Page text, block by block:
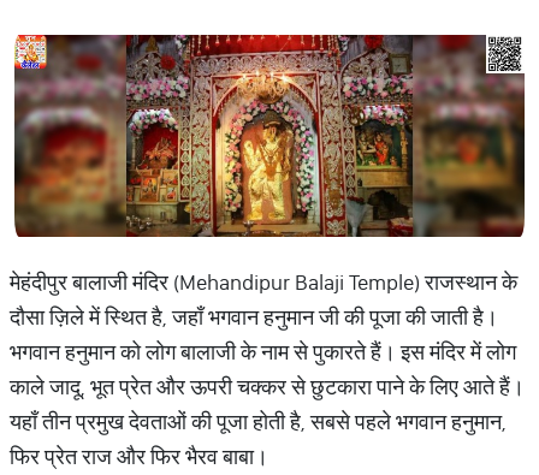
मेहंदीपुर बालाजी मंदिर (Mehandipur Balaji Temple) राजस्थान के
दौसा ज़िले में स्थित है, जहाँ भगवान हनुमान जी की पूजा की जाती है।
भगवान हनुमान को लोग बालाजी के नाम से पुकारते हैं। इस मंदिर में लोग
काले जादू, भूत प्रेत और ऊपरी चक्कर से छुटकारा पाने के लिए आते हैं।
यहाँ तीन प्रमुख देवताओं की पूजा होती है, सबसे पहले भगवान हनुमान,
फिर प्रेत राज और फिर भैरव बाबा।